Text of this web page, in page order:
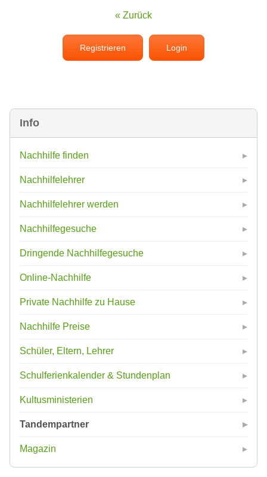
Info
Nachhilfe finden
Nachhilfelehrer
Nachhilfelehrer werden
Nachhilfegesuche
Dringende Nachhilfegesuche
Online-Nachhilfe
Private Nachhilfe zu Hause
Nachhilfe Preise
Schüler, Eltern, Lehrer
Schulferienkalender & Stundenplan
Kultusministerien
Tandempartner
Magazin
« Zurück
Registrieren Login